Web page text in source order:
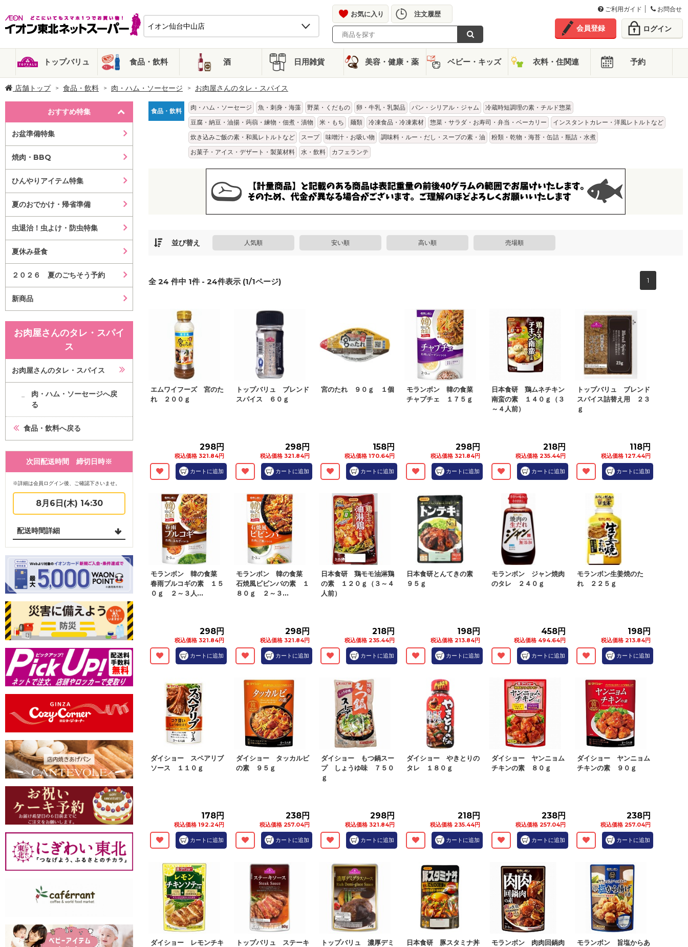
ご利用ガイド お問合せ
お気に入り 注文履歴
会員登録 ログイン
トップバリュ 食品・飲料 酒 日用雑貨 美容・健康・薬 ベビー・キッズ 衣料・住関連 予約
店舗トップ 食品・飲料 肉・ハム・ソーセージ お肉屋さんのタレ・スパイス
おすすめ特集
お盆準備特集
焼肉・BBQ
ひんやりアイテム特集
夏のおでかけ・帰省準備
虫退治！虫よけ・防虫特集
夏休み昼食
２０２６ 夏のごちそう予約
新商品
お肉屋さんのタレ・スパイ
ス
お肉屋さんのタレ・スパイス
肉・ハム・ソーセージへ戻
る
食品・飲料へ戻る
次回配送時間 締切日時※
※詳細は会員ログイン後、ご確認下さいませ。
8月6日(木) 14:30
配送時間詳細
食品・飲料 肉・ハム・ソーセージ 魚・刺身・海藻 野菜・くだもの 卵・牛乳・乳製品 パン・シリアル・ジャム
冷蔵時短調理の素・チルド惣菜
豆腐・納豆・油揚・蒟蒻・練物・佃煮・漬物
米・もち 麺類 冷凍食品・冷凍素材 惣菜・サラダ・お寿司・弁当・ベーカリー
インスタントカレー・洋風レトルトなど
炊き込みご飯の素・和風レトルトなど
スープ 味噌汁・お吸い物 調味料・ルー・だし・スープの素・油
粉類・乾物・海苔・缶詰・瓶詰・水煮
お菓子・アイス・デザート・製菓材料
水・飲料 カフェランテ
並び替え 人気順 安い順 高い順 売場順
全24 件中 1件 - 24件表示 (1/1ページ) 1
エムワイフーズ 宮のた
れ ２００ｇ
298円
税込価格 321.84円
カートに追加
トップバリュ ブレンド
スパイス ６０ｇ
298円
税込価格 321.84円
カートに追加
宮のたれ ９０ｇ １個
158円
税込価格 170.64円
カートに追加
モランボン 韓の食菜
チャプチェ １７５ｇ
298円
税込価格 321.84円
カートに追加
日本食研 鶏ムネチキン
南蛮の素 １４０ｇ（３
～４人前）
218円
税込価格 235.44円
カートに追加
トップバリュ ブレンド
スパイス詰替え用 ２３
ｇ
118円
税込価格 127.44円
カートに追加
モランボン 韓の食菜
春雨プルコギの素 １５
０ｇ ２～３人...
298円
税込価格 321.84円
カートに追加
モランボン 韓の食菜
石焼風ビビンバの素 １
８０ｇ ２～３...
298円
税込価格 321.84円
カートに追加
日本食研 鶏モモ油淋鶏
の素 １２０ｇ（３～４
人前）
218円
税込価格 235.44円
カートに追加
日本食研とんてきの素
９５ｇ
198円
税込価格 213.84円
カートに追加
モランボン ジャン焼肉
のタレ ２４０ｇ
458円
税込価格 494.64円
カートに追加
モランボン生姜焼のた
れ ２２５ｇ
198円
税込価格 213.84円
カートに追加
ダイショー スペアリブ
ソース １１０ｇ
178円
税込価格 192.24円
カートに追加
ダイショー タッカルビ
の素 ９５ｇ
238円
税込価格 257.04円
カートに追加
ダイショー もつ鍋スー
プ しょうゆ味 ７５０
ｇ
298円
税込価格 321.84円
カートに追加
ダイショー やきとりの
タレ １８０ｇ
218円
税込価格 235.44円
カートに追加
ダイショー ヤンニョム
チキンの素 ８０ｇ
238円
税込価格 257.04円
カートに追加
ダイショー ヤンニョム
チキンの素 ９０ｇ
238円
税込価格 257.04円
カートに追加
ダイショー レモンチキ
トップバリュ ステーキ
トップバリュ 濃厚デミ
日本食研 豚スタミナ丼
モランボン 肉肉回鍋肉
モランボン 旨塩からあ